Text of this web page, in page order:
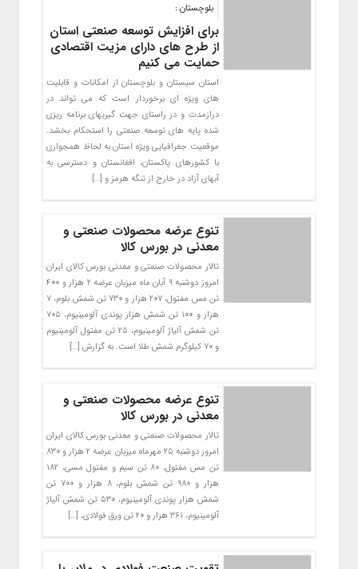
بلوچستان :
برای افزایش توسعه صنعتی استان
از طرح های دارای مزیت اقتصادی
حمایت می کنیم
استان سیستان و بلوچستان از امکانات و قابلیت
های ویژه ای برخوردار است که می تواند در
درازمدت و در راستای جهت گیریهای برنامه ریزی
شده پایه های توسعه صنعتی را استحکام بخشد.
موقعیت جغرافیایی ویژه استان به لحاظ همجواری
با کشورهای پاکستان، افغانستان و دسترسی به
آبهای آزاد در خارج از تنگه هرمز و […]
تنوع عرضه محصولات صنعتی و
معدنی در بورس کالا
تالار محصولات صنعتی و معدنی بورس کالای ایران
امروز دوشنبه ۹ آبان ماه میزبان عرضه ۲ هزار و ۴۰۰
تن مس مفتول، ۲۰۷ هزار و ۷۳۰ تن شمش بلوم، ۷
هزار و ۱۰۰ تن شمش هزار پوندی آلومینیوم، ۷۰۵
تن شمش آلیاژ آلومینیوم، ۲۵ تن مفتول آلومینیوم
و ۷۰ کیلوگرم شمش طلا است. به گزارش […]
تنوع عرضه محصولات صنعتی و
معدنی در بورس کالا
تالار محصولات صنعتی و معدنی بورس کالای ایران
امروز دوشنبه ۲۵ مهرماه میزبان عرضه ۲ هزار و ۸۳۰
تن مس مفتول، ۸۰ تن سیم و مفتول مسی، ۱۸۲
هزار و ۹۸۰ تن شمش بلوم، ۸ هزار و ۷۰۰ تن
شمش هزار پوندی آلومینیوم، ۵۳۰ تن شمش آلیاژ
آلومینیوم، ۳۶۱ هزار و ۲۰ تن ورق فولادی، […]